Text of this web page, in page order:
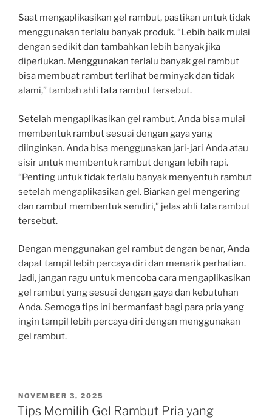
Saat mengaplikasikan gel rambut, pastikan untuk tidak
menggunakan terlalu banyak produk. “Lebih baik mulai
dengan sedikit dan tambahkan lebih banyak jika
diperlukan. Menggunakan terlalu banyak gel rambut
bisa membuat rambut terlihat berminyak dan tidak
alami,” tambah ahli tata rambut tersebut.
Setelah mengaplikasikan gel rambut, Anda bisa mulai
membentuk rambut sesuai dengan gaya yang
diinginkan. Anda bisa menggunakan jari-jari Anda atau
sisir untuk membentuk rambut dengan lebih rapi.
“Penting untuk tidak terlalu banyak menyentuh rambut
setelah mengaplikasikan gel. Biarkan gel mengering
dan rambut membentuk sendiri,” jelas ahli tata rambut
tersebut.
Dengan menggunakan gel rambut dengan benar, Anda
dapat tampil lebih percaya diri dan menarik perhatian.
Jadi, jangan ragu untuk mencoba cara mengaplikasikan
gel rambut yang sesuai dengan gaya dan kebutuhan
Anda. Semoga tips ini bermanfaat bagi para pria yang
ingin tampil lebih percaya diri dengan menggunakan
gel rambut.
POSTED
ON
NOVEMBER 3, 2025
Tips Memilih Gel Rambut Pria yang